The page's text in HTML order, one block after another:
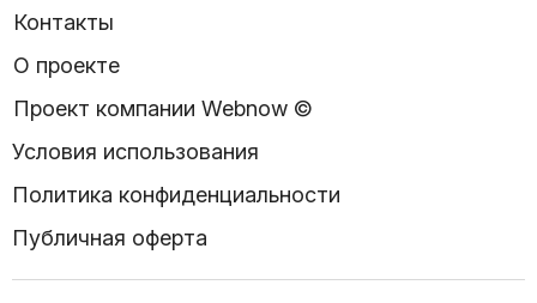
Контакты
О проекте
Проект компании Webnow ©
Условия использования
Политика конфиденциальности
Публичная оферта